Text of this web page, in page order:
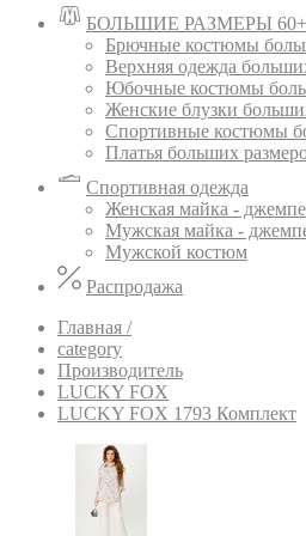
БОЛЬШИЕ РАЗМЕРЫ 60+
Брючные костюмы
Верхняя одежда
Юбочные костюмы
Женские блузки
Спортивные костюмы
Платья больших
Спортивная одежда
Женская майка -
Мужская майка -
Мужской костюм
Распродажа
Главная /
category
Производитель
LUCKY FOX
LUCKY FOX 1793 Комплект